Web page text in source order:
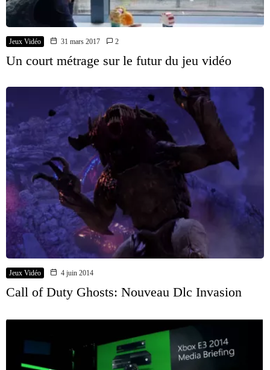
Jeux Vidéo 31 mars 2017 2
Un court métrage sur le futur du jeu vidéo
Jeux Vidéo 4 juin 2014
Call of Duty Ghosts: Nouveau Dlc Invasion